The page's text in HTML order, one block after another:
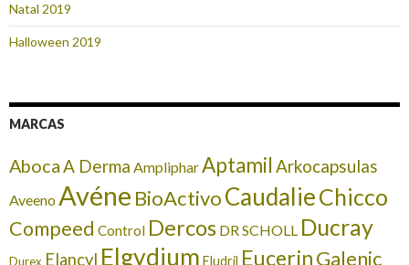
Natal 2019
Halloween 2019
MARCAS
AbocaA Derma AmplipharAptamil Arkocapsulas
AveenoAvéne BioActivoCaudalieChicco
Compeed Control Dercos DR SCHOLL Ducray
Durex Elancyl Elgydium Eludril EucerinGalenic